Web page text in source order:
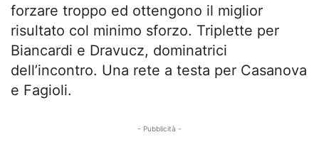
forzare troppo ed ottengono il miglior
risultato col minimo sforzo. Triplette per
Biancardi e Dravucz, dominatrici
dell’incontro. Una rete a testa per Casanova
e Fagioli.
- Pubblicità -